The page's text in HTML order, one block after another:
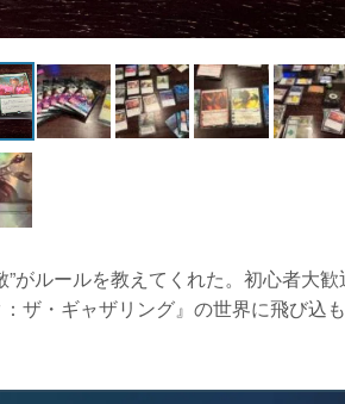
がルールを教えてくれた。初心者大
ザ・ギャザリング』の世界に飛び込